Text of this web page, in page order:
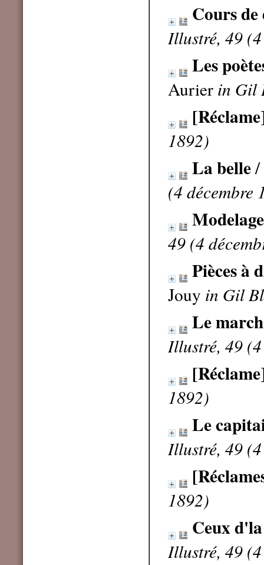
Cours de
Illustré, 49
Les
Aurier in Gil
1892)
La belle/
(4 décembre
Modelage
49 (4
Pièces à
Jouy in Gil
Le
Illustré, 49
1892)
Le
Illustré, 49
1892)
Ceux
Illustré, 49